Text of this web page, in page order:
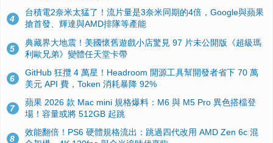
4
台積電2奈米太猛了！流片量是3奈米同期的4倍，Google與蘋果
搶首發、輝達與AMD排隊等產能
5
典藏界大地震！美國懷舊遊戲小店驚見 97 片未公開版《超級瑪
利歐兄弟》變體任天堂卡帶
6
GitHub 狂攬 4 萬星！Headroom 開源工具幫開發者省下 70 萬
美元 API 費，Token 消耗暴降 92%
7
蘋果 2026 款 Mac mini 規格爆料：M6 與 M5 Pro 異色搭檔登
場！容量或將 512GB 起跳
8
效能翻倍！PS6 硬體規格流出：跳過四代改用 AMD Zen 6c 混